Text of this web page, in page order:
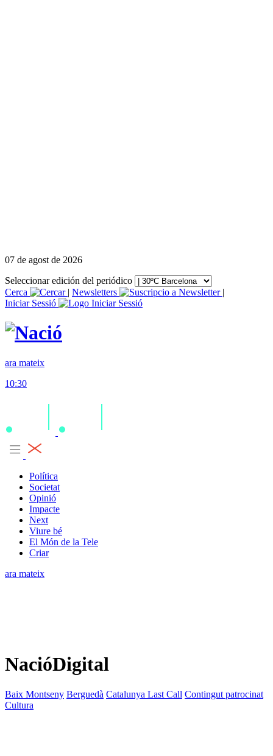
07 de agost de 2026
Seleccionar edición del periódico
Cerca
| Newsletters
|
Iniciar Sessió
ara mateix
10:30
Política
Societat
Opinió
Impacte
Next
Viure bé
El Món de la Tele
Criar
ara mateix
NacióDigital
Baix Montseny Berguedà Catalunya Last Call Contingut patrocinat
Cultura